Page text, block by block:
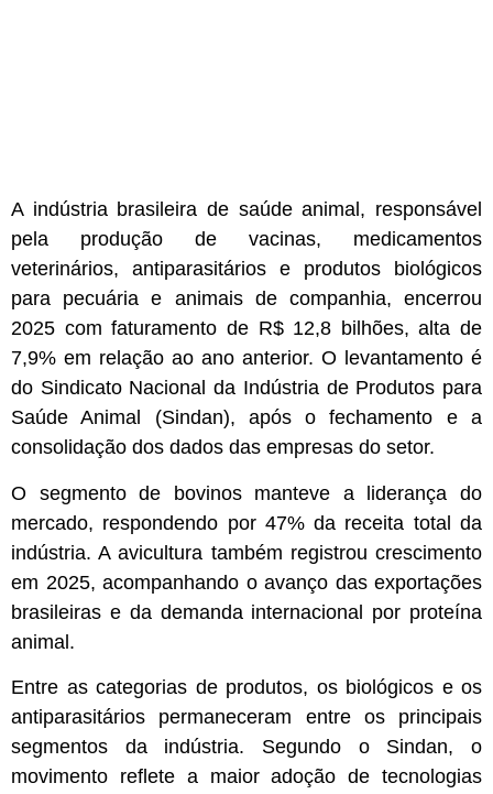
A indústria brasileira de saúde animal, responsável
pela produção de vacinas, medicamentos
veterinários, antiparasitários e produtos biológicos
para pecuária e animais de companhia, encerrou
2025 com faturamento de R$ 12,8 bilhões, alta de
7,9% em relação ao ano anterior. O levantamento é
do Sindicato Nacional da Indústria de Produtos para
Saúde Animal (Sindan), após o fechamento e a
consolidação dos dados das empresas do setor.
O segmento de bovinos manteve a liderança do
mercado, respondendo por 47% da receita total da
indústria. A avicultura também registrou crescimento
em 2025, acompanhando o avanço das exportações
brasileiras e da demanda internacional por proteína
animal.
Entre as categorias de produtos, os biológicos e os
antiparasitários permaneceram entre os principais
segmentos da indústria. Segundo o Sindan, o
movimento reflete a maior adoção de tecnologias